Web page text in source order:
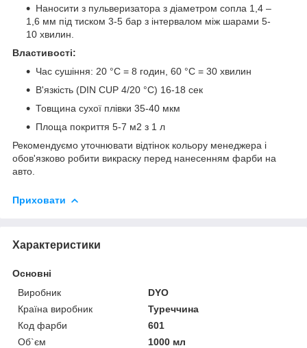
Наносити з пульверизатора з діаметром сопла 1,4 –
1,6 мм під тиском 3-5 бар з інтервалом між шарами 5-
10 хвилин.
Властивості:
Час сушіння: 20 °C = 8 годин, 60 °C = 30 хвилин
В'язкість (DIN CUP 4/20 °С) 16-18 сек
Товщина сухої плівки 35-40 мкм
Площа покриття 5-7 м2 з 1 л
Рекомендуємо уточнювати відтінок кольору менеджера і
обов'язково робити викраску перед нанесенням фарби на
авто.
Приховати
Характеристики
Основні
Виробник
DYO
Країна виробник
Туреччина
Код фарби
601
Об`єм
1000 мл